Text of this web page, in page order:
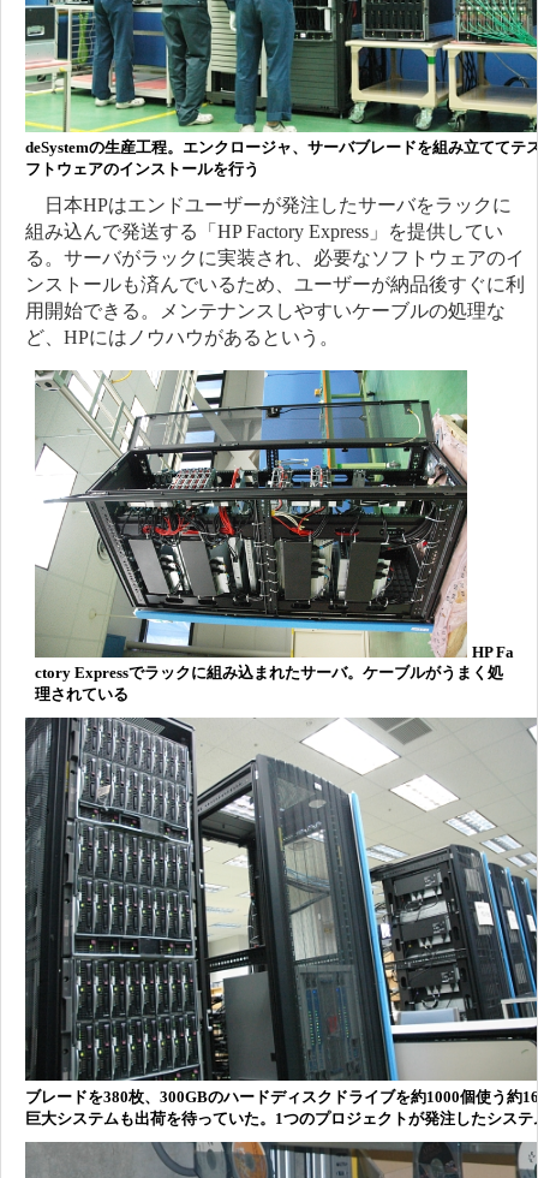
deSystemの生産工程。エンクロージャ、サーバブレードを組み立ててテ
フトウェアのインストールを行う
日本HPはエンドユーザーが発注したサーバをラックに
組み込んで発送する「HP Factory Express」を提供してい
る。サーバがラックに実装され、必要なソフトウェアのイ
ンストールも済んでいるため、ユーザーが納品後すぐに利
用開始できる。メンテナンスしやすいケーブルの処理な
ど、HPにはノウハウがあるという。
HP Fa
ctory Expressでラックに組み込まれたサーバ。ケーブルがうまく処
理されている
ブレードを380枚、300GBのハードディスクドライブを約1000個使う約
巨大システムも出荷を待っていた。1つのプロジェクトが発注したシステ